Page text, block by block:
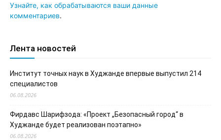
Узнайте, как обрабатываются ваши данные
комментариев.
Лента новостей
Институт точных наук в Худжанде впервые выпустил 214
специалистов
06.08.2026
Фирдавс Шарифзода: «Проект „Безопасный город“ в
Худжанде будет реализован поэтапно»
06.08.2026